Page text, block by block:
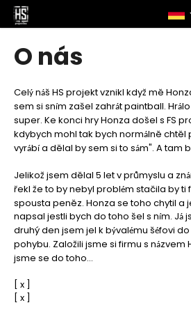
Zum
Inhalt
springen
O nás
Celý náš HS projekt vznikl když mě
sem si sním zašel zahrát paintball. Hrá
super. Ke konci hry Honza došel s FS
kdybych mohl tak bych normálně chtěl
vyrábía dělal by sem si to sám". A tam
Jelikož jsem dělal 5 let v průmyslu a zná
řekl že to by nebyl problém stačila by ti
spousta peněz. Honza se toho chytil a
napsal jestli bych do toho šel s ním. Já
druhý den jsem jel k bývalému šéfovi
pohybu. Založili jsme si firmu s názvem
jsme se do toho...
[ x ]
[ x ]
W
a
zum
zum
a
s
s
u
c
h
e
n
S
i
e
?